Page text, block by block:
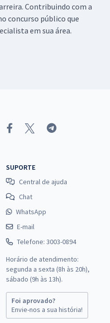
Contribuindo com a
concurso público que
em sua área.
SUPORTE
Central de ajuda
Chat
WhatsApp
E-mail
Telefone: 3003-0894
Horário de atendimento:
segunda a sexta (8h às 20h),
sábado (9h às 13h).
Foi aprovado?
Envie-nos a sua história!